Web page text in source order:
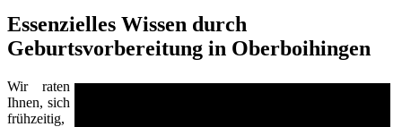
Essenzielles Wissen durch
Geburtsvorbereitung in Oberboihingen
Wir raten
Ihnen, sich
frühzeitig,